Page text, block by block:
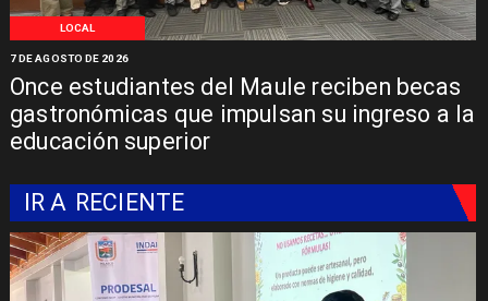
LOCAL
Once estudiantes del Maule reciben becas
gastronómicas que impulsan su ingreso a la
educación superior
7 DE AGOSTO DE 2026
IR A RECIENTE